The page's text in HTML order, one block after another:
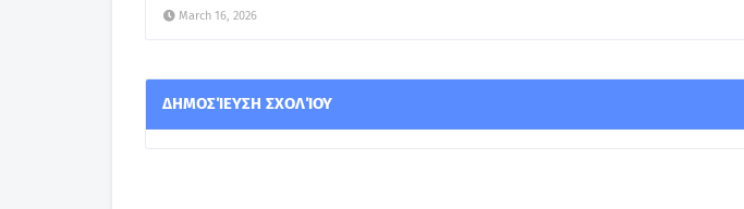
March 16, 2026
ΔΗΜΟΣΊΕΥΣΗ ΣΧΟΛΊΟΥ